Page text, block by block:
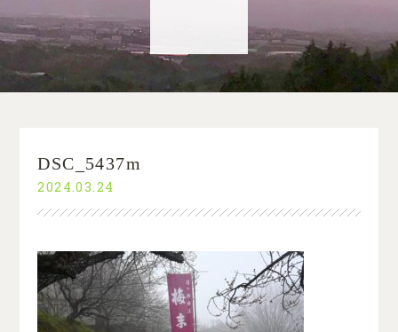
DSC_5437m
2024.03.24